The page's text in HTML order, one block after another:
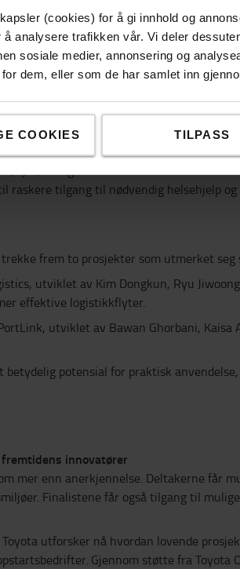
(cookies) for å gi innhold og
å analysere trafikken vår. Vi deler
sosiale medier, annonsering og
dem, eller som de har samlet inn
COOKIES TILPASS
kategori
Lekoda, India.
samlede vinner, skilte seg ut
mødrehelse i rurale områder av
sjåfører og helsesentre for å forbedre
raskere tilgang til nødvendig helsehjelp
frem to prosjekter som utmerket seg
utviklet av Kim Dongkun, Ryu
effektive logistikkflyter.
utviklet av Bawan Ghorbani, Kaisa
potensial for praktisk
innovatører
mer enn anerkjennelse. Deltakerne
Finalistene får også tilgang til
utforsker nå hvordan lovende
Gjennom støtte fra Toyota